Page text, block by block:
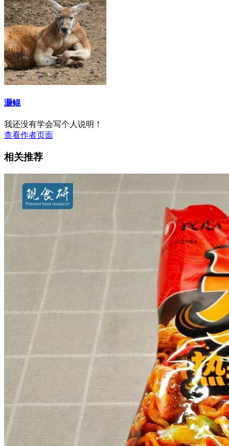
灏鲲
我还没有学会写个人说明！
查看作者页面
相关推荐